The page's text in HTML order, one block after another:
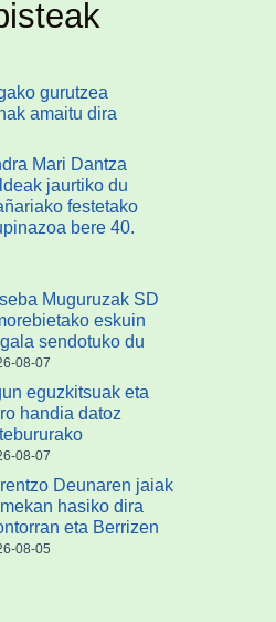
gurutzea
amaitu dira
Mari Dantza
jaurtiko du
festetako
bere 40.
Muguruzak SD
eskuin
sendotuko du
08-07
eguzkitsuak eta
handia datoz
08-07
Deunaren jaiak
hasiko dira
eta Berrizen
08-05